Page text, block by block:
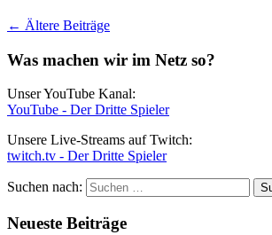
← Ältere Beiträge
Was machen wir im Netz so?
Unser YouTube Kanal:
YouTube - Der Dritte Spieler
Unsere Live-Streams auf Twitch:
twitch.tv - Der Dritte Spieler
Suchen nach:
Neueste Beiträge